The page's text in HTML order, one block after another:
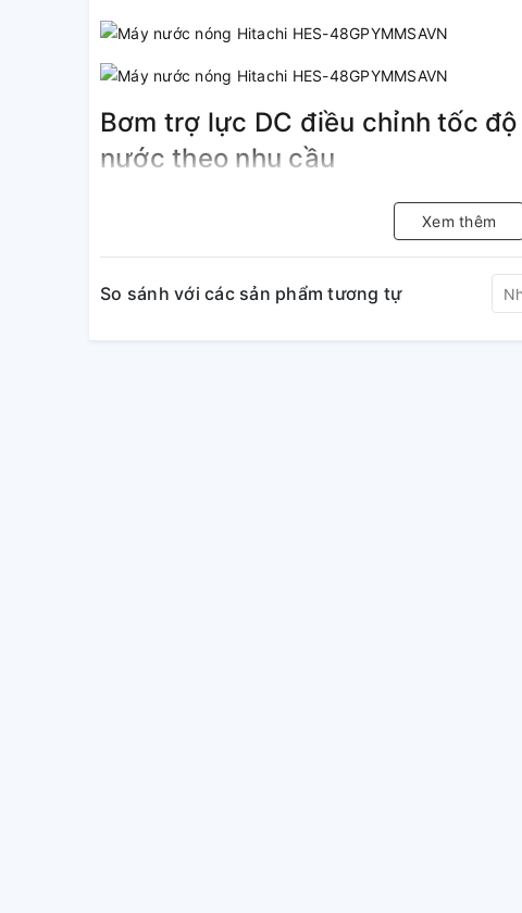
Bơm trợ lực DC điều chỉnh tốc
nước theo nhu cầu
lực. Chúng giúp làm tăng áp cho nguồn nước chảy
nghiệm tắm sảng khoái.
Xem thêm
So sánh với các sản phẩm tương tự